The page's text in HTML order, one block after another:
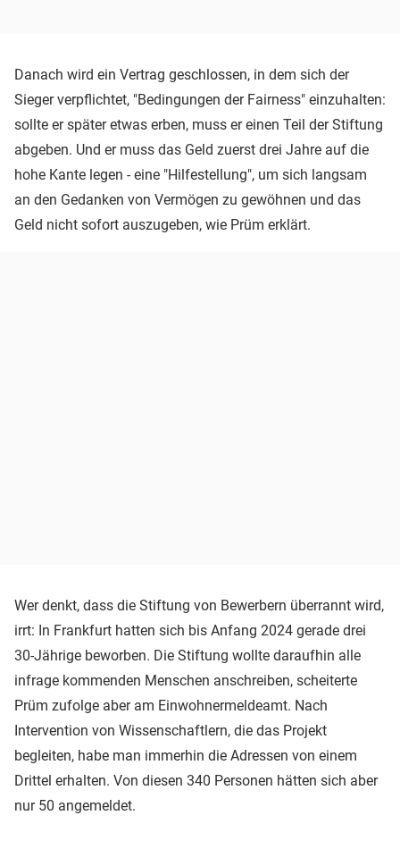
Danach wird ein Vertrag geschlossen, in dem sich der
Sieger verpflichtet, "Bedingungen der Fairness" einzuhalten:
sollte er später etwas erben, muss er einen Teil der Stiftung
abgeben. Und er muss das Geld zuerst drei Jahre auf die
hohe Kante legen - eine "Hilfestellung", um sich langsam
an den Gedanken von Vermögen zu gewöhnen und das
Geld nicht sofort auszugeben, wie Prüm erklärt.
Wer denkt, dass die Stiftung von Bewerbern überrannt wird,
irrt: In Frankfurt hatten sich bis Anfang 2024 gerade drei
30-Jährige beworben. Die Stiftung wollte daraufhin alle
infrage kommenden Menschen anschreiben, scheiterte
Prüm zufolge aber am Einwohnermeldeamt. Nach
Intervention von Wissenschaftlern, die das Projekt
begleiten, habe man immerhin die Adressen von einem
Drittel erhalten. Von diesen 340 Personen hätten sich aber
nur 50 angemeldet.